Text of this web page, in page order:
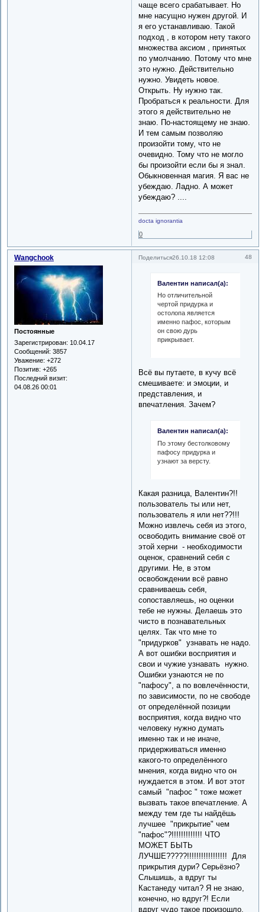
чаще всего срабатывает. Но
мне насущно нужен другой. И
я его устанавливаю. Такой
подход , в котором нету такого
множества аксиом , принятых
по умолчанию. Потому что мне
это нужно. Действительно
нужно. Увидеть новое.
Открыть. Ну нужно так.
Пробраться к реальности. Для
этого я действительно не
знаю. По-настоящему не знаю.
И тем самым позволяю
произойти тому, что не
очевидно. Тому что не могло
бы произойти если бы я знал.
Обыкновенная магия. Я вас не
убеждаю. Ладно. А может
убеждаю? ....
docta ignorantia
0
Поделиться 48
26.10.18 12:08
Wangchook
Постоянные
Зарегистрирован: 10.04.17
Сообщений: 3857
Уважение: +272
Позитив: +265
Последний визит:
04.08.26 00:01
Валентин написал(а):
Но отличительной
чертой придурка и
остолопа является
именно пафос, которым
он свою дурь
прикрывает.
Всё вы путаете, в кучу всё
смешиваете: и эмоции, и
представления, и
впечатления. Зачем?
Валентин написал(а):
По этому бестолковому
пафосу придурка и
узнают за версту.
Какая разница, Валентин?!!
пользователь ты или нет,
пользователь я или нет??!!!
Можно извлечь себя из этого,
освободить внимание своё от
этой херни - необходимости
оценок, сравнений себя с
другими. Не, в этом
освобождении всё равно
сравниваешь себя,
сопоставляешь, но оценки
тебе не нужны. Делаешь это
чисто в познавательных
целях. Так что мне то
"придурков" узнавать не надо.
А вот ошибки восприятия и
свои и чужие узнавать нужно.
Ошибки узнаются не по
"пафосу", а по вовлечённости,
по зависимости, по не свободе
от определённой позиции
восприятия, когда видно что
человеку нужно думать
именно так и не иначе,
придерживаться именно
какого-то определённого
мнения, когда видно что он
нуждается в этом. И вот этот
самый "пафос " тоже может
вызвать такое впечатление. А
между тем где ты найдёшь
лучшее "прикрытие" чем
"пафос"?!!!!!!!!!!!!! ЧТО
МОЖЕТ БЫТЬ
ЛУЧШЕ?????!!!!!!!!!!!!!!!!! Для
прикрытия дури? Серьёзно?
Слышишь, а вдруг ты
Кастанеду читал? Я не знаю,
конечно, но вдруг?! Если
вдруг чудо такое произошло,